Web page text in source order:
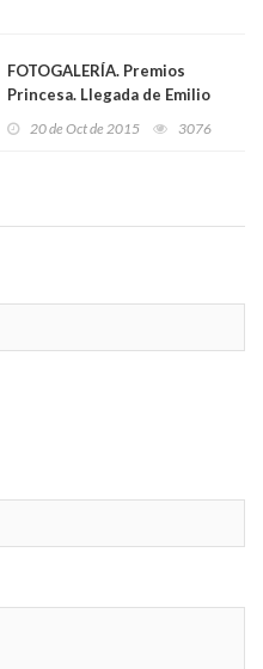
FOTOGALERÍA. Premios
Princesa. Llegada de Emilio
20 de Oct de 2015 3076